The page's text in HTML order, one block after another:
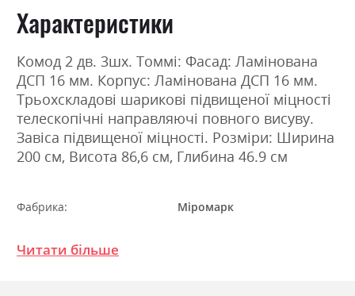
Характеристики
Комод 2 дв. 3шх. Томмі: Фасад: Ламінована
ДСП 16 мм. Корпус: Ламінована ДСП 16 мм.
Трьохскладові шарикові підвищеної міцності
телескопічні направляючі повного висуву.
Завіса підвищеної міцності. Розміри: Ширина
200 см, Висота 86,6 см, Глибина 46.9 см
Фабрика:
Міромарк
Колір (Корпус):
Читати більше